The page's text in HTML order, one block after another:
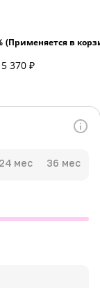
(Применяется в
370 ₽
24 мес 36 мес